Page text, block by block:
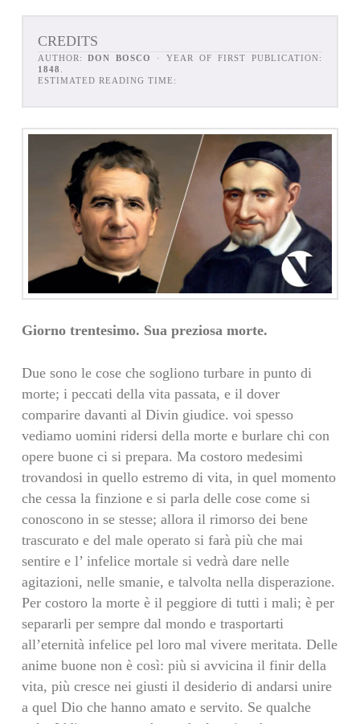
CREDITS
AUTHOR: DON BOSCO
· YEAR OF FIRST PUBLICATION:
1848
ESTIMATED READING TIME:
Giorno trentesimo. Sua preziosa morte.
Due sono le cose che sogliono turbare in punto di
morte; i peccati della vita passata, e il dover
comparire davanti al Divin giudice. voi spesso
vediamo uomini ridersi della morte e burlare chi con
opere buone ci si prepara. Ma costoro medesimi
trovandosi in quello estremo di vita, in quel momento
che cessa la finzione e si parla delle cose come si
conoscono in se stesse; allora il rimorso dei bene
trascurato e del male operato si farà più che mai
sentire e l’ infelice mortale si vedrà dare nelle
agitazioni, nelle smanie, e talvolta nella disperazione.
Per costoro la morte è il peggiore di tutti i mali; è per
separarli per sempre dal mondo e trasportarti
all’eternità infelice pel loro mal vivere meritata. Delle
anime buone non è così: più si avvicina il finir della
vita, più cresce nei giusti il desiderio di andarsi unire
a quel Dio che hanno amato e servito. Se qualche